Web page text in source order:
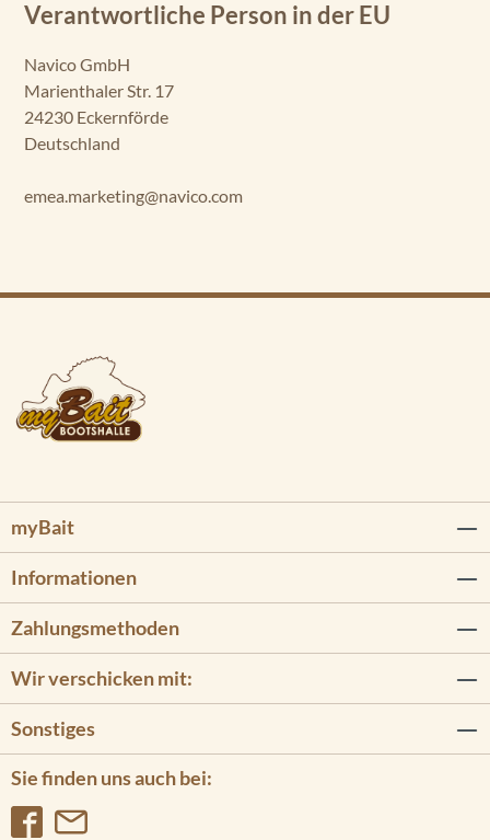
Verantwortliche Person in der EU
Navico GmbH
Marienthaler Str. 17
24230 Eckernförde
Deutschland
emea.marketing@navico.com
myBait
Informationen
Sie finden uns auch bei:
Zahlungsmethoden
Wir verschicken mit:
Sonstiges